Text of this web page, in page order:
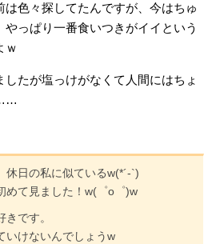
は色々探してたんですが、今はちゅ
っぱり一番食いつきがイイという
ｗ
たが塩っけがなくて人間にはちょ
休日の私に似ているw(*´-`)
めて見ました！w(゜o゜)w
です。
いけないんでしょうw